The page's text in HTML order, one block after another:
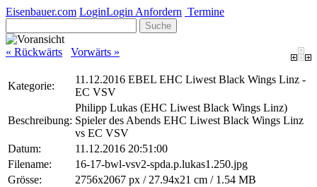
Eisenbauer.com LoginLogin Anfordern Termine
Suche
« Rückwärts Vorwärts »
Kategorie:
11.12.2016 EBEL EHC Liwest Black Wings Linz -
EC VSV
Beschreibung:
Philipp Lukas (EHC Liwest Black Wings Linz)
Spieler des Abends EHC Liwest Black Wings Linz
vs EC VSV
Datum:
11.12.2016 20:51:00
Filename:
16-17-bwl-vsv2-spda.p.lukas1.250.jpg
Grösse:
2756x2067 px / 27.94x21 cm / 1.54 MB